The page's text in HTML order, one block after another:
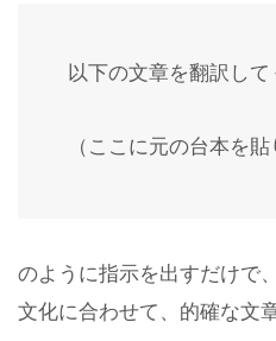
以下の文章を翻訳して
（ここに元の台本を貼
のように指示を出すだけで
文化に合わせて、的確な文